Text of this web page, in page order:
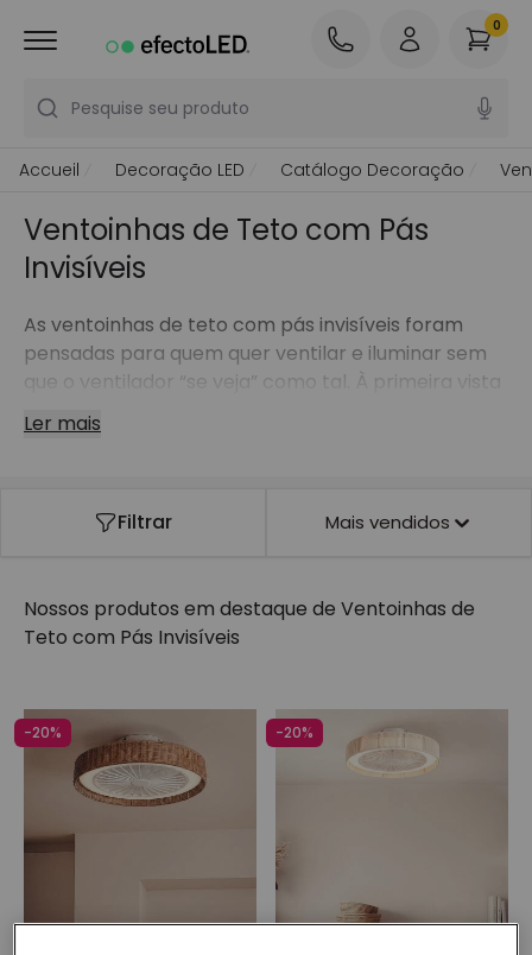
Pesquise seu produto
0
Accueil Decoração LED Catálogo Decoração
Ventoinhas de Teto com Pás
Invisíveis
As ventoinhas de teto com pás invisíveis foram
pensadas para quem quer ventilar e iluminar sem
que o ventilador “se veja” como tal. À primeira vista
parecem uma luminária de teto moderna e
compacta, e o sistema de ventilação fica integrado
comuns onde o design importa tanto como o
Ler mais
Filtrar Mais vendidos
Nossos produtos em destaque de Ventoinhas de
Teto com Pás Invisíveis
-20% -20%